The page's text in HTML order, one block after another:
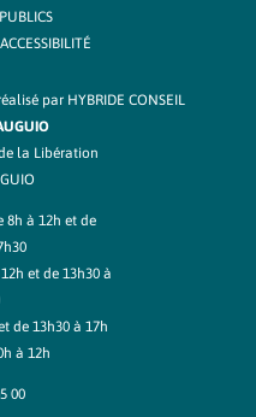
par HYBRIDE CONSEIL
la Libération
8h à 12h et de
et de 13h30 à
de 13h30 à 17h
à 12h
00